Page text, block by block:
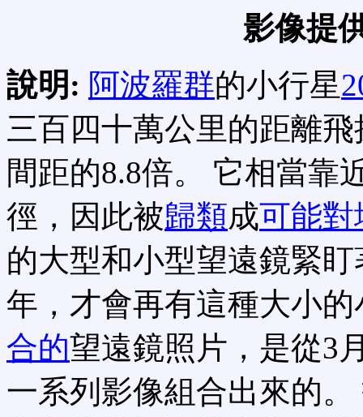
影像提
說明: 阿波羅群的小行星
三百四十萬公里的距離飛
間距的8.8倍。 它相當靠
徑，因此被歸類成可能對
的大型和小型望遠鏡緊盯
年，才會再有這種大小
合的望遠鏡照片，是從3
一系列影像組合出來的